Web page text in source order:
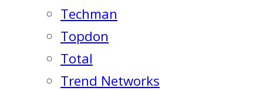
Techman
Topdon
Total
Trend Networks